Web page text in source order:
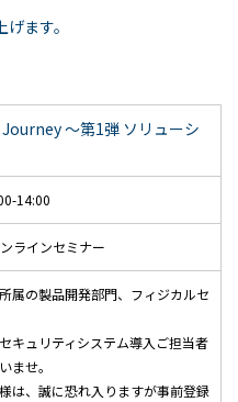
ます。
～第1弾 ソリューシ
14:00
ラインセミナー
属の製品開発部門、フィジカルセ
キュリティシステム導入ご担当者
ませ。
は、誠に恐れ入りますが事前登録